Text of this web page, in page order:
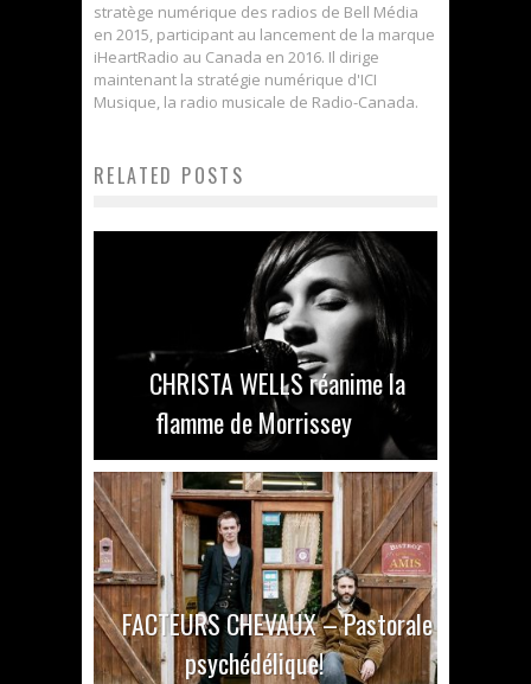
stratège numérique des radios de Bell Média
en 2015, participant au lancement de la marque
iHeartRadio au Canada en 2016. Il dirige
maintenant la stratégie numérique d'ICI
Musique, la radio musicale de Radio-Canada.
RELATED POSTS
CHRISTA WELLS réanime la
flamme de Morrissey
FACTEURS CHEVAUX – Pastorale
psychédélique!